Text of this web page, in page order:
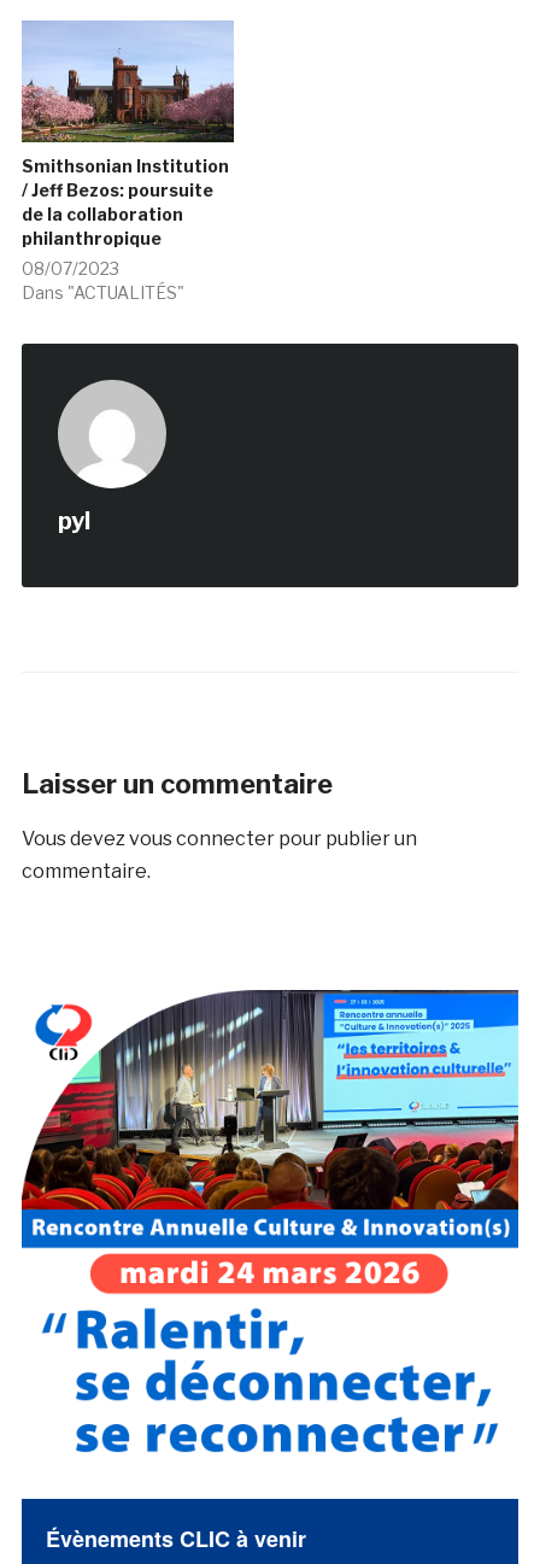
Smithsonian Institution
/ Jeff Bezos: poursuite
de la collaboration
philanthropique
08/07/2023
Dans "ACTUALITÉS"
pyl
Laisser un commentaire
Vous devezvous connecterpour publier un
commentaire.
Évènements CLIC à venir